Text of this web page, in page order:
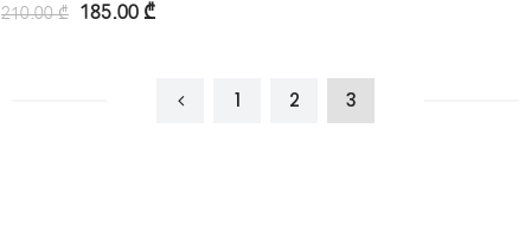
210.00₾ 185.00 ₾
1 2 3